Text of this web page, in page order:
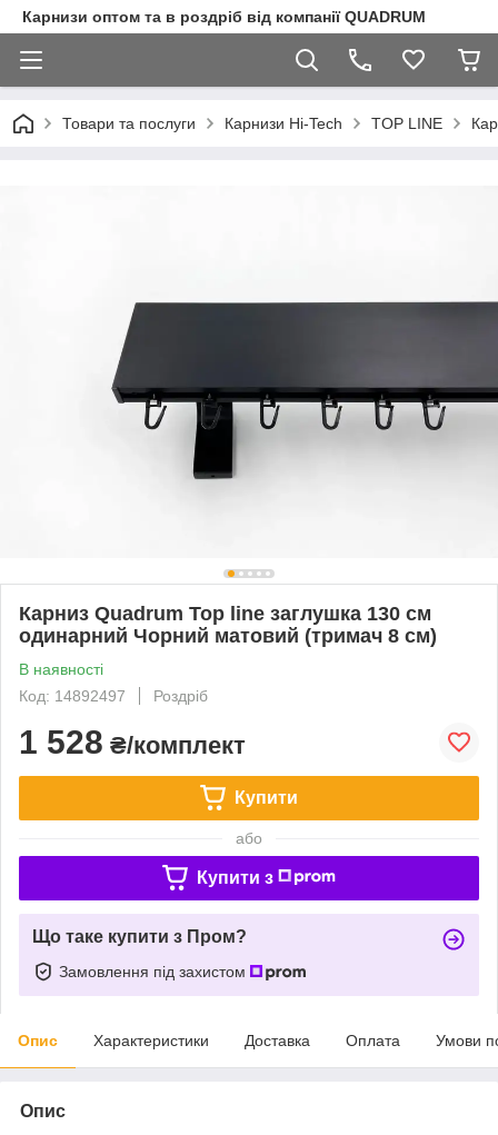
Карнизи оптом та в роздріб від компанії QUADRUM
Товари та послуги Карнизи Hi-Tech TOP LINE
Карниз Quadrum Top line заглушка 130 см
одинарний Чорний матовий (тримач 8 см)
В наявності
Код: 14892497
Роздріб
1 528 ₴/комплект
Купити
або
Купити з
Що таке купити з Пром?
Замовлення під захистом
Опис Характеристики Доставка Оплата Умови
Опис